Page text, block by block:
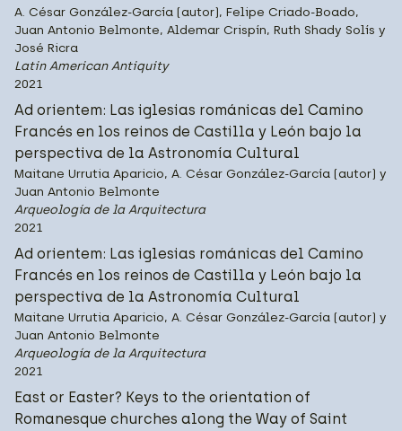
A. César González-García (autor), Felipe Criado-Boado,
Juan Antonio Belmonte, Aldemar Crispín, Ruth Shady Solís y
José Ricra
Latin American Antiquity
2021
Ad orientem: Las iglesias románicas del Camino
Francés en los reinos de Castilla y León bajo la
perspectiva de la Astronomía Cultural
Maitane Urrutia Aparicio, A. César González-García (autor) y
Juan Antonio Belmonte
Arqueología de la Arquitectura
2021
Ad orientem: Las iglesias románicas del Camino
Francés en los reinos de Castilla y León bajo la
perspectiva de la Astronomía Cultural
Maitane Urrutia Aparicio, A. César González-García (autor) y
Juan Antonio Belmonte
Arqueología de la Arquitectura
2021
East or Easter? Keys to the orientation of
Romanesque churches along the Way of Saint